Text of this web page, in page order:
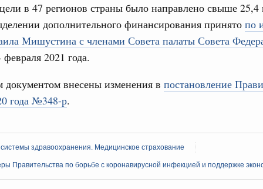
в 47 регионов страны было направлено свыше 25,4
дополнительного финансирования принято по
Мишустина с членами Совета палаты Совета
февраля 2021 года.
внесены изменения в постановление
года №348-р.
здравоохранения. Медицинское страхование
Правительства по борьбе с коронавирусной инфекцией и поддержке
спорт
поздравили россиян с Днём
организации. Добровольчество и волонтёрство.
медиков с 10-летием
Татьяна Голикова поздравила участников
«Волонтёры-медики» с 10-летним юбилеем.
пятница
комиссии Всероссийского конкурса лучших
С
Для